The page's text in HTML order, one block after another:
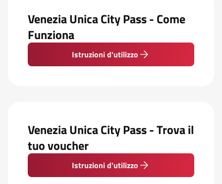
Venezia Unica City Pass - Come
Funziona
Istruzioni d'utilizzo
Venezia Unica City Pass - Trova il
tuo voucher
Istruzioni d'utilizzo